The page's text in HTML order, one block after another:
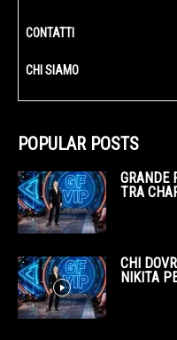
CONTATTI
CHI SIAMO
POPULAR POSTS
GRANDE
TRA
CHI
NIKITA